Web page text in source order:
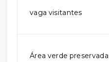
vaga visitantes
Área verde preservada